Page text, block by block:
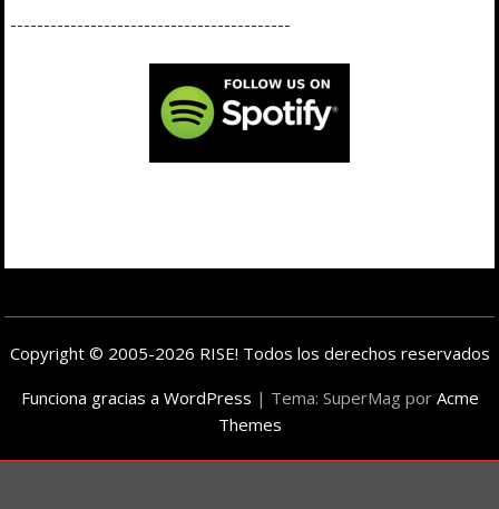
------------------------------------------
Copyright © 2005-2026 RISE! Todos los derechos reservados
Funciona gracias a WordPress | Tema: SuperMag por Acme
Themes